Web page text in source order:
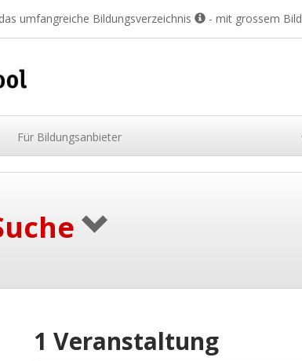
umfangreiche Bildungsverzeichnis - mit grossem
Für Bildungsanbieter
1 Veranstaltung